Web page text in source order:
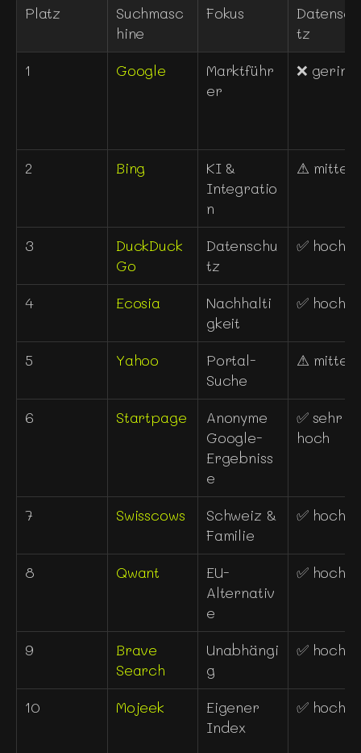
Platz
Suchmasc
hine
Fokus
tz
1
Google
Marktführ
er
❌ gering
2 Bing
KI &
Integratio
n
⚠ mittel
3
DuckDuck
Go
Datenschu
tz
✅ hoch
4 Ecosia
Nachhalti
gkeit
✅ hoch
5 Yahoo
Portal-
Suche
⚠ mittel
6 Startpage
Anonyme
Google-
Ergebniss
e
✅ sehr
hoch
7 Swisscows
Schweiz &
Familie
✅ hoch
8 Qwant
EU-
Alternativ
e
✅ hoch
9
Brave
Search
Unabhängi
g
✅ hoch
10 Mojeek
Eigener
Index
✅ hoch